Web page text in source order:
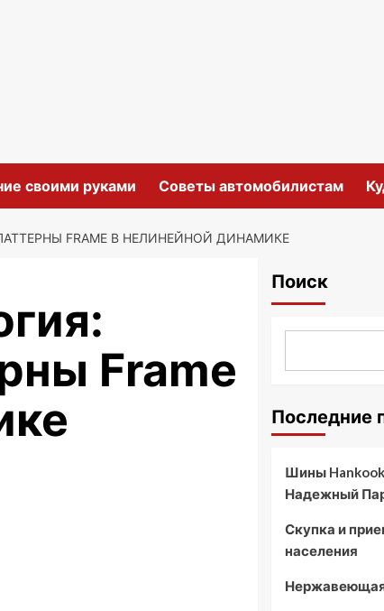
своими руками Советы автомобилистам
FRAME В НЕЛИНЕЙНОЙ ДИНАМИКЕ
Frame
Поиск
Последние
Шины
Надежный
Скупка и
населения
Нержавеющая